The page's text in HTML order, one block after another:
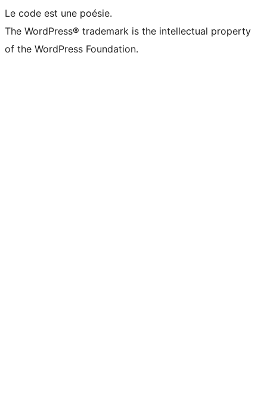
Le code est une poésie.
The WordPress® trademark is the intellectual property
of the WordPress Foundation.